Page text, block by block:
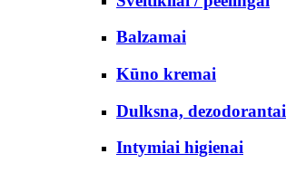
Balzamai
Kūno kremai
Dulksna, dezodorantai
Intymiai higienai